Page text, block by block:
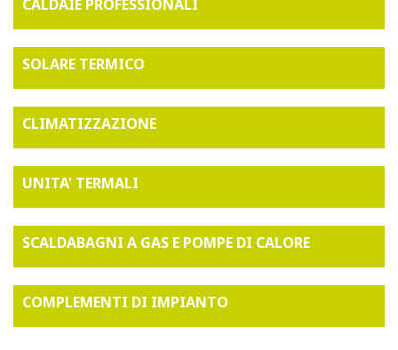
CALDAIE PROFESSIONALI
SOLARE TERMICO
CLIMATIZZAZIONE
UNITA' TERMALI
SCALDABAGNI A GAS E POMPE DI CALORE
COMPLEMENTI DI IMPIANTO